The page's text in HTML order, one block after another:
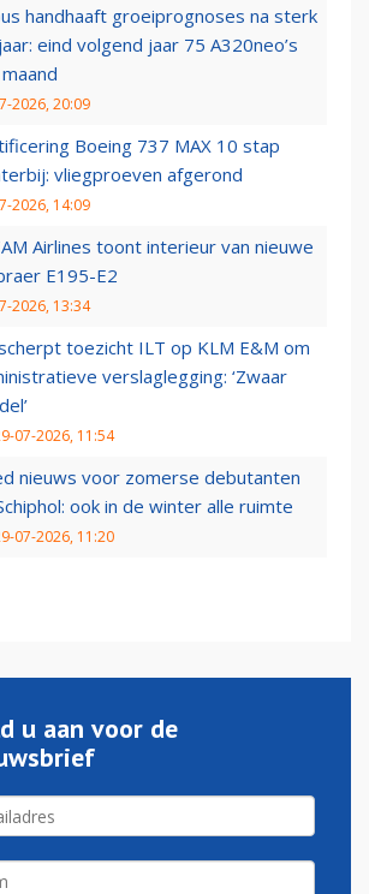
handhaaft groeiprognoses na sterk
eind volgend jaar 75 A320neo’s
2026, 20:09
Boeing 737 MAX 10 stap
vliegproeven afgerond
2026, 14:09
Airlines toont interieur van nieuwe
E195-E2
2026, 13:34
toezicht ILT op KLM E&M om
verslaglegging: ‘Zwaar
07-2026, 11:54
nieuws voor zomerse debutanten
ook in de winter alle ruimte
07-2026, 11:20
u aan voor de